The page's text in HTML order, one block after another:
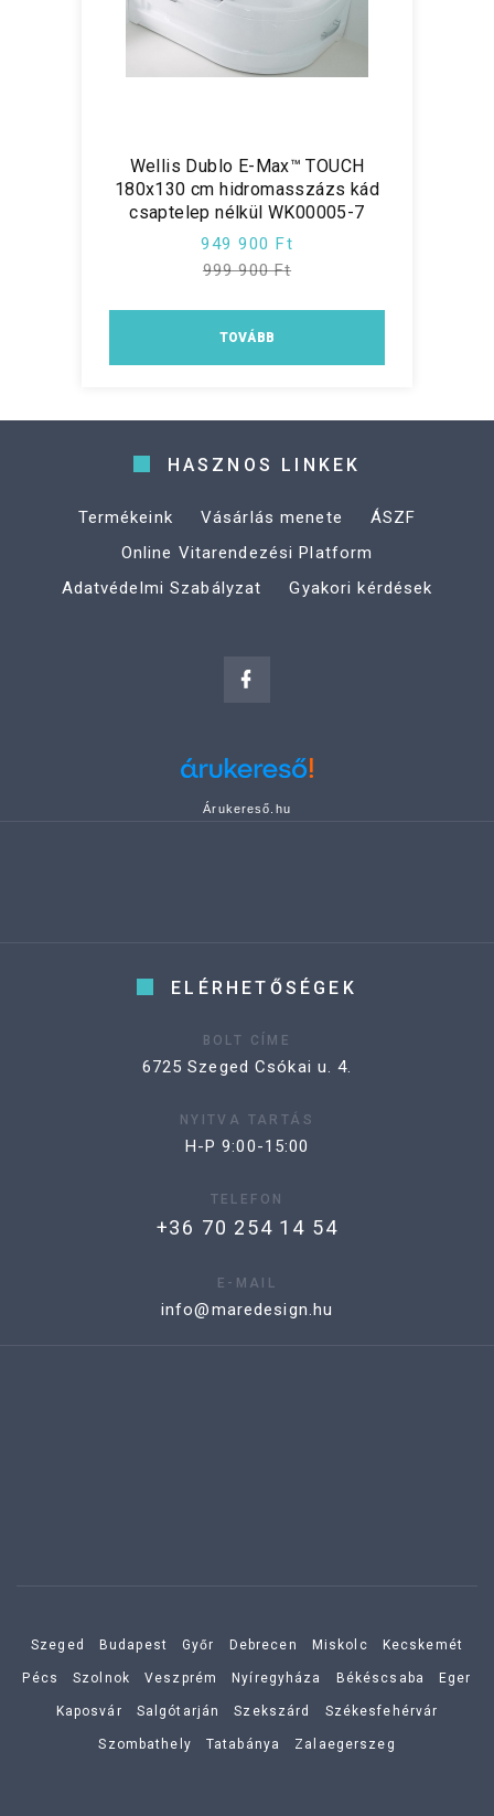
Wellis Dublo E-Max™ TOUCH
180x130 cm hidromasszázs kád
csaptelep nélkül WK00005-7
949 900 Ft
999 900 Ft
TOVÁBB
HASZNOS LINKEK
Termékeink Vásárlás menete
ÁSZF
Online Vitarendezési Platform
Adatvédelmi Szabályzat
Gyakori kérdések
Árukereső.hu
ELÉRHETŐSÉGEK
BOLT CÍME
6725 Szeged Csókai u. 4.
NYITVA TARTÁS
H-P 9:00-15:00
TELEFON
+36 70 254 14 54
E-MAIL
info@maredesign.hu
Szeged Budapest Győr Debrecen Miskolc Kecskemét
Pécs Szolnok Veszprém Nyíregyháza Békéscsaba Eger
Kaposvár Salgótarján Szekszárd Székesfehérvár
Szombathely Tatabánya Zalaegerszeg